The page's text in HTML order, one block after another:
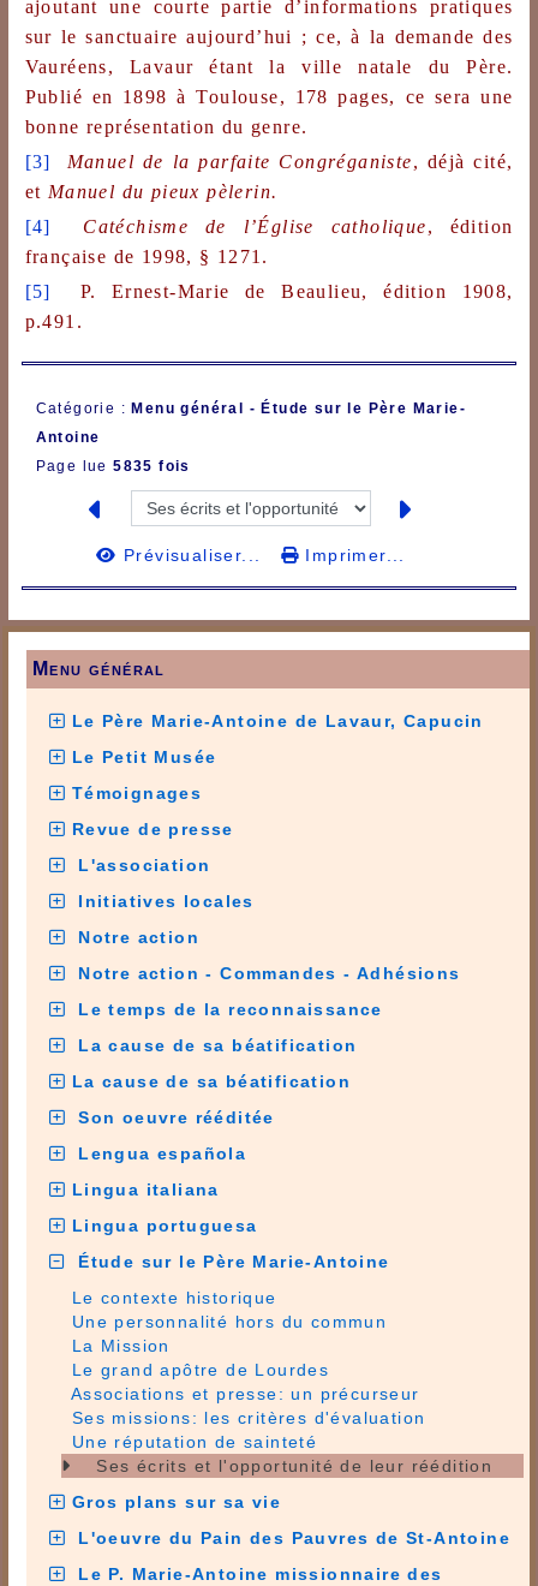
Menu général
Le Père Marie-Antoine de Lavaur, Capucin
Le Petit Musée
Témoignages
Revue de presse
L'association
Initiatives locales
Notre action
Notre action - Commandes - Adhésions
Le temps de la reconnaissance
La cause de sa béatification
La cause de sa béatification
Son oeuvre rééditée
Lengua española
Lingua italiana
Lingua portuguesa
Étude sur le Père Marie-Antoine
Le contexte historique
Une personnalité hors du commun
La Mission
Le grand apôtre de Lourdes
Associations et presse: un précurseur
Ses missions: les critères d'évaluation
Une réputation de sainteté
Ses écrits et l'opportunité de leur réédition
Gros plans sur sa vie
L'oeuvre du Pain des Pauvres de St-Antoine
Le P. Marie-Antoine missionnaire des
ajoutant une courte partie d’informations pratiques
sur le sanctuaire aujourd’hui ; ce, à la demande des
Vauréens, Lavaur étant la ville natale du Père.
Publié en 1898 à Toulouse, 178 pages, ce sera une
bonne représentation du genre.
[3]
Manuel de la parfaite Congréganiste, déjà cité,
et Manuel du pieux pèlerin.
[4]
Catéchisme de l’Église catholique, édition
française de 1998, § 1271.
[5]
P. Ernest-Marie de Beaulieu, édition 1908,
p.491.
Catégorie :Menu général -Étude sur le Père Marie-
Antoine
Page lue5835 fois
Prévisualiser... Imprimer...